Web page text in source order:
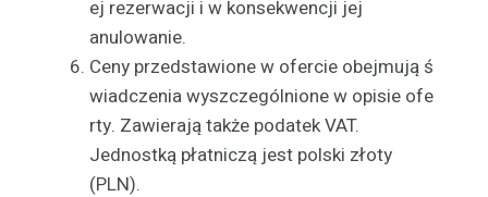
ej rezerwacji i w konsekwencji jej
anulowanie.
Ceny przedstawione w ofercie obejmują ś
wiadczenia wyszczególnione w opisie ofe
rty. Zawierają także podatek VAT.
Jednostką płatniczą jest polski złoty
(PLN).